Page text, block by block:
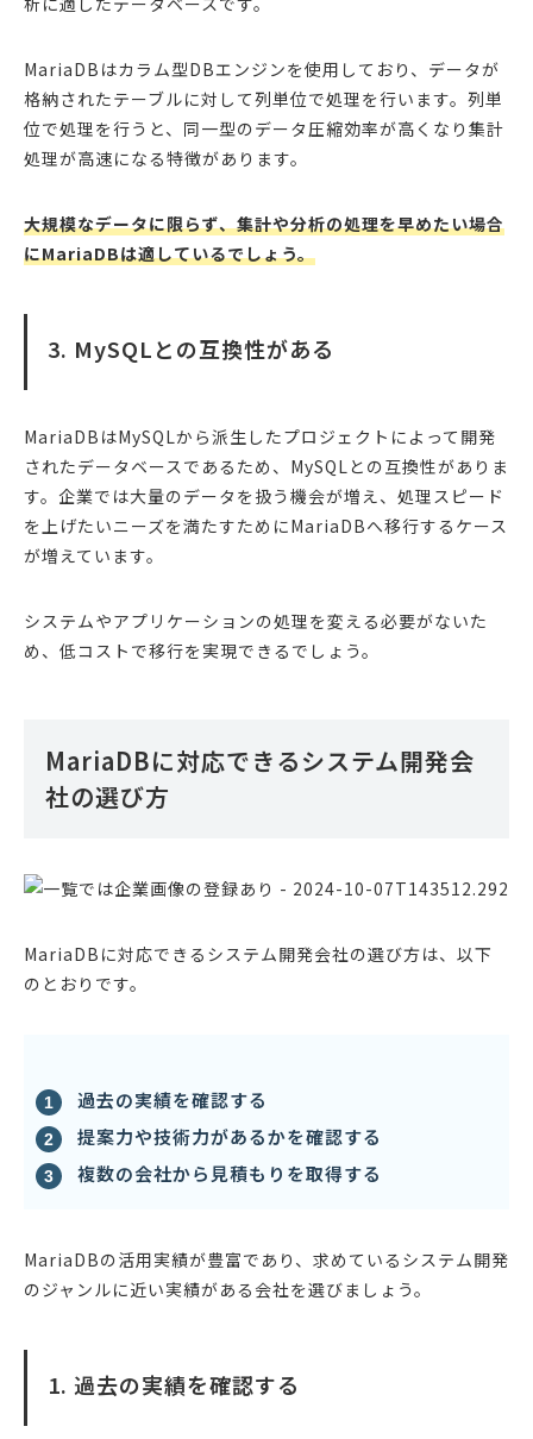
MariaDBはカラム型DBエンジンを使用しており、データが
格納されたテーブルに対して列単位で処理を行います。列単
位で処理を行うと、同一型のデータ圧縮効率が高くなり集計
処理が高速になる特徴があります。
大規模なデータに限らず、集計や分析の処理を早めたい場合
にMariaDBは適しているでしょう。
3. MySQLとの互換性がある
MariaDBはMySQLから派生したプロジェクトによって開発
されたデータベースであるため、MySQLとの互換性がありま
す。企業では大量のデータを扱う機会が増え、処理スピード
を上げたいニーズを満たすためにMariaDBへ移行するケース
が増えています。
システムやアプリケーションの処理を変える必要がないた
め、低コストで移行を実現できるでしょう。
MariaDBに対応できるシステム開発会
社の選び方
MariaDBに対応できるシステム開発会社の選び方は、以下
のとおりです。
過去の実績を確認する
提案力や技術力があるかを確認する
複数の会社から見積もりを取得する
MariaDBの活用実績が豊富であり、求めているシステム開発
のジャンルに近い実績がある会社を選びましょう。
1. 過去の実績を確認する